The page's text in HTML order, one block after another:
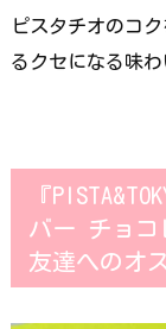
ピスタチオのコ
るクセになる味わ
『
バー チョコ
友達へのオ